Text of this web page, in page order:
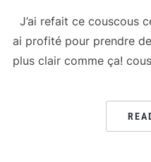
J’ai refait ce couscous
ai profité pour prendre
plus clair comme ça!